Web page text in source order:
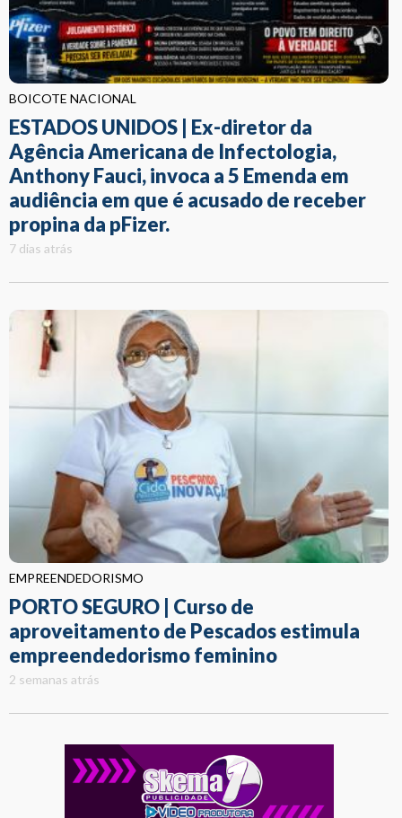
BOICOTE NACIONAL
ESTADOS UNIDOS | Ex-diretor da
Agência Americana de Infectologia,
Anthony Fauci, invoca a 5 Emenda em
audiência em que é acusado de receber
propina da pFizer.
7 dias atrás
EMPREENDEDORISMO
PORTO SEGURO | Curso de
aproveitamento de Pescados estimula
empreendedorismo feminino
2 semanas atrás